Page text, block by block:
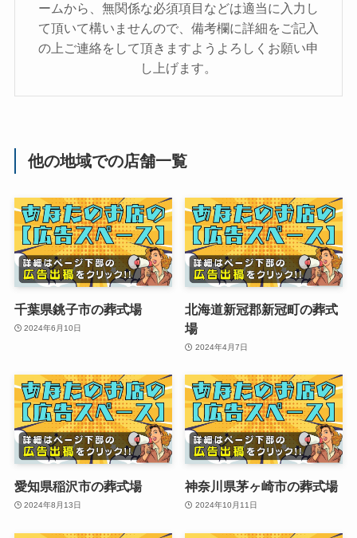
ームから、無関係な必須項目などは適当に入力し
て頂いて構いませんので、備考欄に詳細をご記入
の上ご連絡をして頂きますようよろしくお願い申
し上げます。
他の地域での店舗一覧
千葉県銚子市の葬式場
2024年6月10日
北海道新冠郡新冠町の葬式
場
2024年4月7日
愛知県稲沢市の葬式場
2024年8月13日
神奈川県茅ヶ崎市の葬式場
2024年10月11日